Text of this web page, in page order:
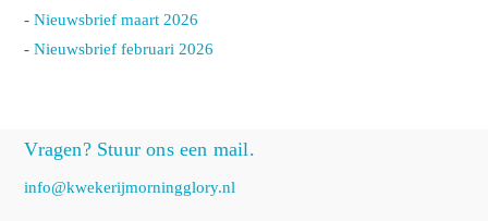
-Nieuwsbrief maart 2026
-Nieuwsbrief februari 2026
Vragen? Stuur ons een mail.
info@kwekerijmorningglory.nl